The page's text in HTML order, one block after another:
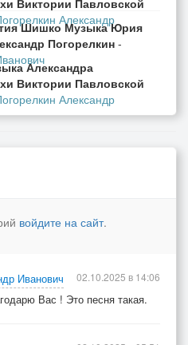
Виктории Павловской
Александр
Шишко Музыка Юрия
Погорелкин -
Александра
Виктории Павловской
Александр
войдите на сайт.
Иванович
Вас ! Это песня такая.
02.10.2025 в 14:06